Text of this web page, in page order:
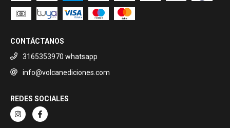
CONTÁCTANOS
3165353970 whatsapp
info@volcanediciones.com
REDES SOCIALES